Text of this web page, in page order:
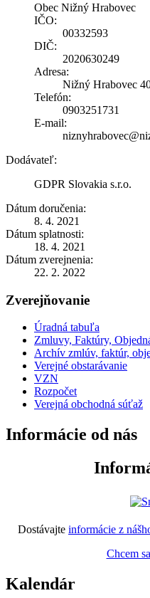
Obec Nižný Hrabovec
IČO:
00332593
DIČ:
2020630249
Adresa:
Nižný Hrabovec
Telefón:
0903251731
E-mail:
Dodávateľ:
GDPR Slovakia s.r.o.
Dátum doručenia:
8. 4. 2021
Dátum splatnosti:
18. 4. 2021
Dátum zverejnenia:
22. 2. 2022
Zverejňovanie
Úradná tabuľa
Zmluvy, Faktúry,
Archív zmlúv, faktúr,
Verejné obstarávanie
VZN
Rozpočet
Verejná obchodná súťaž
Informácie od nás
Dostávajte informácie z
Chcem
Kalendár